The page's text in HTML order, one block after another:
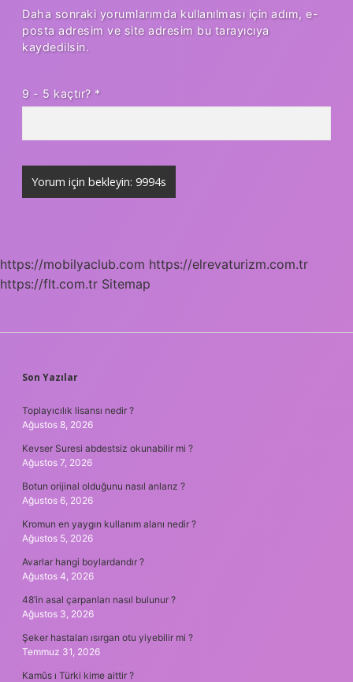
Daha sonraki yorumlarımda kullanılması için adım, e-
posta adresim ve site adresim bu tarayıcıya
kaydedilsin.
9 - 5 kaçtır? *
https://mobilyaclub.com https://elrevaturizm.com.tr
https://flt.com.tr Sitemap
SIDEBAR
Son Yazılar
Toplayıcılık lisansı nedir ?
Ağustos 8, 2026
Kevser Suresi abdestsiz okunabilir mi ?
Ağustos 7, 2026
Botun orijinal olduğunu nasıl anlarız ?
Ağustos 6, 2026
Kromun en yaygın kullanım alanı nedir ?
Ağustos 5, 2026
Avarlar hangi boylardandır ?
Ağustos 4, 2026
48’in asal çarpanları nasıl bulunur ?
Ağustos 3, 2026
Şeker hastaları ısırgan otu yiyebilir mi ?
Temmuz 31, 2026
Kamûs ı Türki kime aittir ?